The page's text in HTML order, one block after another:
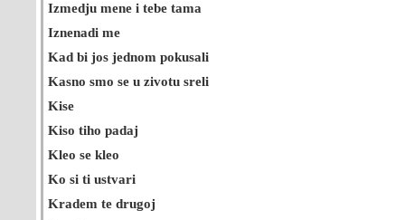
Izmedju mene i tebe tama
Iznenadi me
Kad bi jos jednom pokusali
Kasno smo se u zivotu sreli
Kise
Kiso tiho padaj
Kleo se kleo
Ko si ti ustvari
Kradem te drugoj